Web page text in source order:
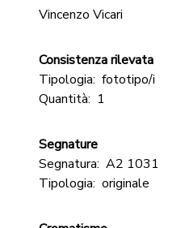
Vincenzo Vicari
Consistenza rilevata
Tipologia: fototipo/i
Quantità: 1
Segnature
Segnatura: A2 1031
Tipologia: originale